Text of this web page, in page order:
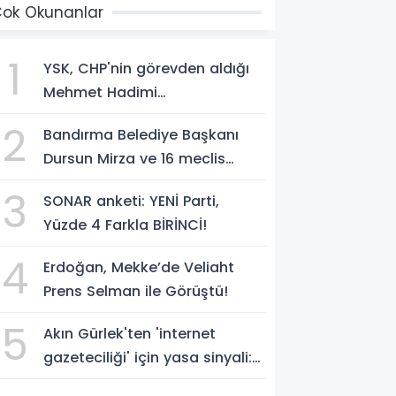
Okunanlar
1
YSK, CHP'nin görevden aldığı
Mehmet Hadimi
temsilcisi olarak atadı!
2
Bandırma Belediye Başkanı
Dursun Mirza ve 16 meclis
geçti!
3
SONAR anketi: YENİ Parti,
Yüzde 4 Farkla BİRİNCİ!
4
Erdoğan, Mekke’de Veliaht
Prens Selman ile Görüştü!
5
Akın Gürlek'ten 'internet
gazeteciliği' için yasa sinyali: